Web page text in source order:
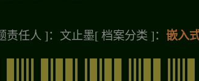
责任人 ]：文止墨[ 档案分类 ]： 嵌入